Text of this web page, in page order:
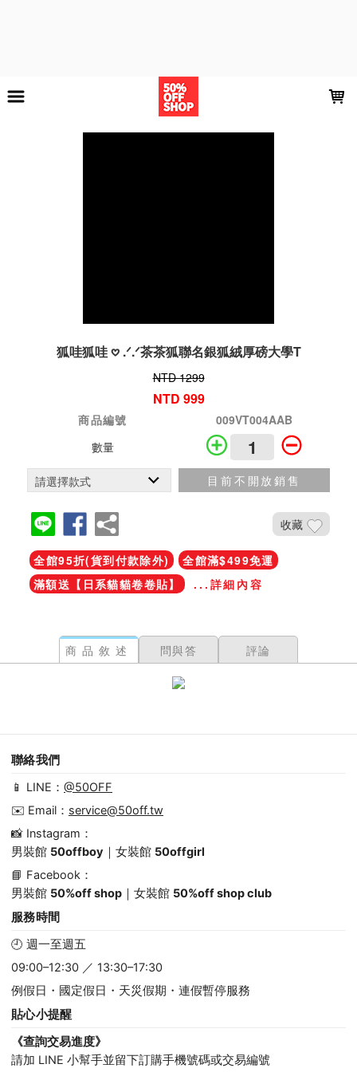
狐哇狐哇 𖹭 .ᐟ.ᐟ茶茶狐聯名銀狐絨厚磅大學T
NTD 1299
NTD 999
商品編號
009VT004AAB
數量
目前不開放銷售
收藏
全館95折(貨到付款除外)
全館滿$499免運
滿額送【日系貓貓卷卷貼】
...詳細內容
商品敘述 問與答 評論